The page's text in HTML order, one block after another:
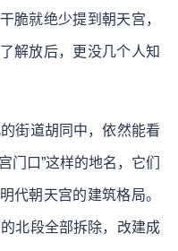
脆就绝少提到朝天宫，
解放后，更没几个人知
街道胡同中，依然能看
门口”这样的地名，它们
代朝天宫的建筑格局。
北段全部拆除，改建成